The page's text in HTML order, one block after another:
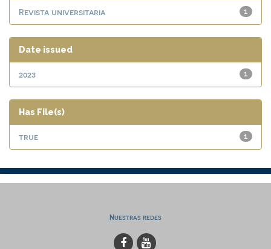
1
Revista universitaria
Date issued
1
2023
Has File(s)
1
true
Nuestras redes